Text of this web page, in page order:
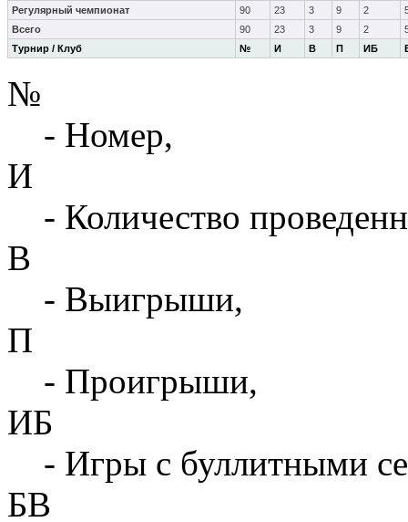
Турнир / Клуб № И В П ИБ
Регулярный чемпионат 90 23 3 9 2
Всего
90 23 3 9 2
№
- Номер,
И
- Количество
В
- Выигрыши,
П
- Проигрыши,
ИБ
- Игры с буллитными
БВ